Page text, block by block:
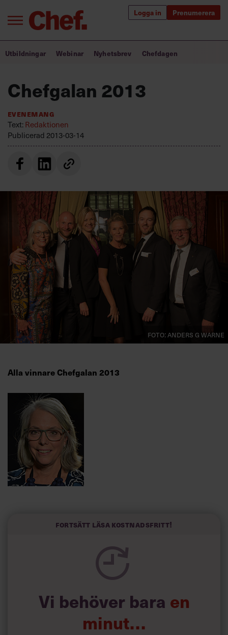
Logga in Prenumerera
Annonsera
Om oss
Kontakta oss
Kundservice
Villkor och policy för
personuppgiftsbehandling
Sök
efter:
Bra ledare förändrar världen
Utbildning för ledare
Chefakademin+
Populära utbildningar
Utbildningar Webinar Nyhetsbrev Chefdagen
Chefgalan 2013
Evenemang
Text:Redaktionen
Publicerad 2013-03-14
Foto: Anders G Warne
Alla vinnare Chefgalan 2013
Sarah McPhee, vd på SPP
Årets ung chef:
Fortsätt läsa kostnadsfritt!
Vi behöver bara en
minut…